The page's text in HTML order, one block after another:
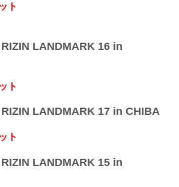
ト
RIZIN LANDMARK 16 in
ト
RIZIN LANDMARK 17 in CHIBA
ト
RIZIN LANDMARK 15 in